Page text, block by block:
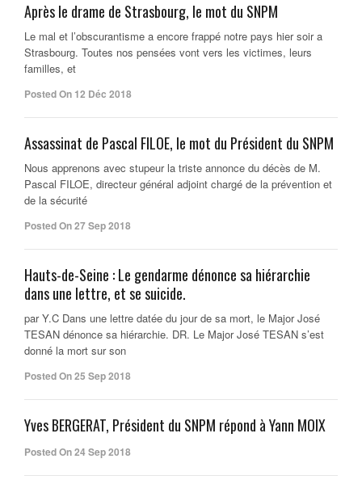
Après le drame de Strasbourg, le mot du SNPM
Le mal et l’obscurantisme a encore frappé notre pays hier soir a
Strasbourg. Toutes nos pensées vont vers les victimes, leurs
familles, et
Posted On 12 Déc 2018
Assassinat de Pascal FILOE, le mot du Président du SNPM
Nous apprenons avec stupeur la triste annonce du décès de M.
Pascal FILOE, directeur général adjoint chargé de la prévention et
de la sécurité
Posted On 27 Sep 2018
Hauts-de-Seine : Le gendarme dénonce sa hiérarchie
dans une lettre, et se suicide.
par Y.C Dans une lettre datée du jour de sa mort, le Major José
TESAN dénonce sa hiérarchie. DR. Le Major José TESAN s’est
donné la mort sur son
Posted On 25 Sep 2018
Yves BERGERAT, Président du SNPM répond à Yann MOIX
Posted On 24 Sep 2018